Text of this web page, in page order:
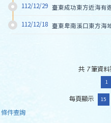
112/12/29 臺東成功東方近海有
112/12/18 臺東卑南溪口東方海
共 7筆資料
1
每頁顯示 15
條件查詢